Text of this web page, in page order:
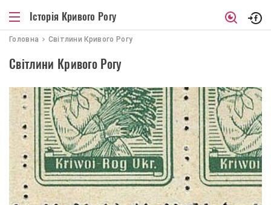
Історія Кривого Рогу
Головна Світлини Кривого Рогу
Світлини Кривого Рогу